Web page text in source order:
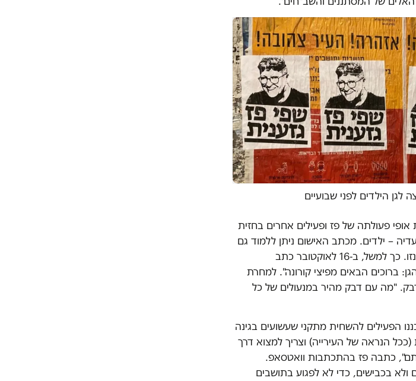
לגן הילדים לפני שבועיים
פעולתה של פז ופעילים אחרים בחזית
– ילדים. מכתב האישום ניתן ללמוד גם
על פעולות של פז וחבריה שתוכננו ונגנזו. כך למשל, ב-16 לאוקטובר כתב
ברוכים הבאים מפיצי קורונה". למחרת
"מה עם דבק מהיר במנעולים של כל
17 לאוקטובר תכננו הפעילים להשחית מתקני שעשועים בגינה
(ככל הנראה של העירייה) וצריך למצוא דרך
כתבה פז בהתכתבות וואטסאפ.
בכבישים, כדי לא לפגוע בתושבים